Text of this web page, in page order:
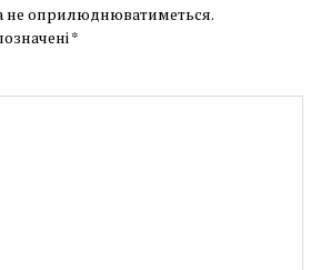
не оприлюднюватиметься.
*